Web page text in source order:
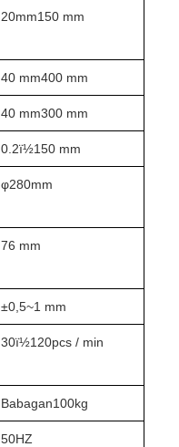
20mm150 mm
40 mm400 mm
40 mm300 mm
0.2ï½150 mm
φ280mm
76 mm
±0,5~1 mm
30ï½1 20pcs / min
Babagan100kg
50HZ